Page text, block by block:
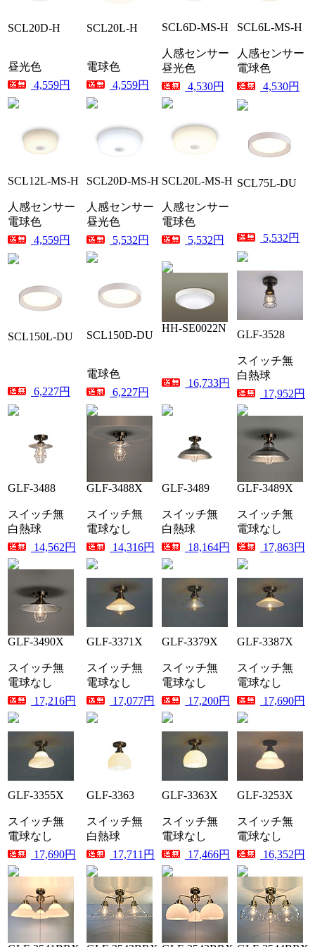
SCL20D-H
昼光色
4,559円
SCL20L-H
電球色
4,559円
SCL6D-MS-H
人感センサー
昼光色
4,530円
SCL6L-MS-H
人感センサー
電球色
4,530円
SCL12L-MS-H
人感センサー
電球色
4,559円
SCL20D-MS-H
人感センサー
昼光色
5,532円
SCL20L-MS-H
人感センサー
電球色
5,532円
SCL75L-DU
5,532円
SCL150L-DU
6,227円
SCL150D-DU
電球色
6,227円
HH-SE0022N
16,733円
GLF-3528
スイッチ無
白熱球
17,952円
GLF-3488
スイッチ無
白熱球
14,562円
GLF-3488X
スイッチ無
電球なし
14,316円
GLF-3489
スイッチ無
白熱球
18,164円
GLF-3489X
スイッチ無
電球なし
17,863円
GLF-3490X
スイッチ無
電球なし
17,216円
GLF-3371X
スイッチ無
電球なし
17,077円
GLF-3379X
スイッチ無
電球なし
17,200円
GLF-3387X
スイッチ無
電球なし
17,690円
GLF-3355X
スイッチ無
電球なし
17,690円
GLF-3363
スイッチ無
白熱球
17,711円
GLF-3363X
スイッチ無
電球なし
17,466円
GLF-3253X
スイッチ無
電球なし
16,352円